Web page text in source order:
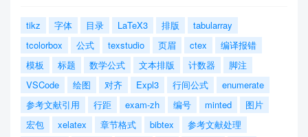
tikz 字体 目录 LaTeX3 排版
tabularray
tcolorbox
公式 texstudio 页眉 ctex
编译报错
模板
标题 数学公式 文本排版 计数器
脚注
VSCode
绘图 对齐 Expl3 行间公式
enumerate
参考文献引用
行距 exam-zh 编号 minted
图片
宏包
xelatex 章节格式 bibtex
参考文献处理